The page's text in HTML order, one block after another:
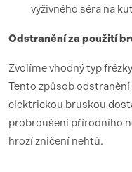
výživného séra na
Odstranění za použití
Zvolíme vhodný typ
Tento způsob
elektrickou bruskou
probroušení přírodního
hrozí zničení nehtů.